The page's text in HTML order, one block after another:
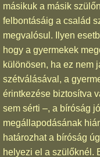
másikuk a másik
felbontásáig a család
megvalósul. Ilyen
hogy a gyermekek
különösen, ha ez nem
szétválásával, a
érintkezése biztosítva
sem sérti –, a bíróság
megállapodásának
határozhat a bíróság
helyezi el a szülőknél.